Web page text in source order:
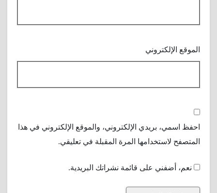
الموقع الإلكتروني
احفظ اسمي، بريدي الإلكتروني، والموقع الإلكتروني في هذا
المتصفح لاستخدامها المرة المقبلة في تعليقي.
نعم، أضفني على قائمة نشراتك البريدية.